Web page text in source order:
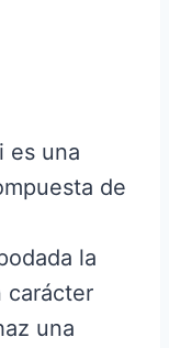
es una
de
la
carácter
una